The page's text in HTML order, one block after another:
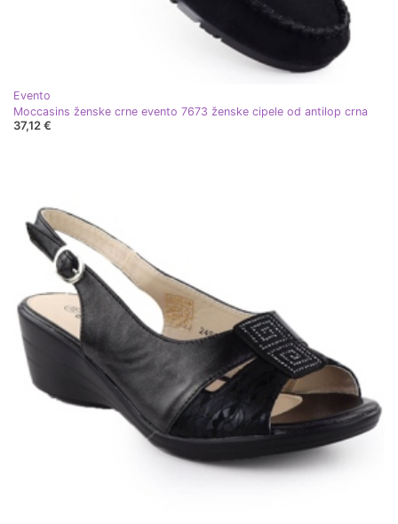
Evento
Moccasins ženske crne evento 7673 ženske cipele od antilop crna
37,12 €